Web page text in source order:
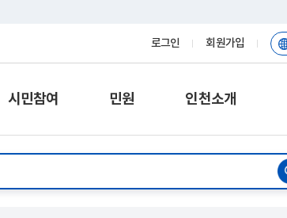
로그인 회원가입
시민참여 민원 인천소개